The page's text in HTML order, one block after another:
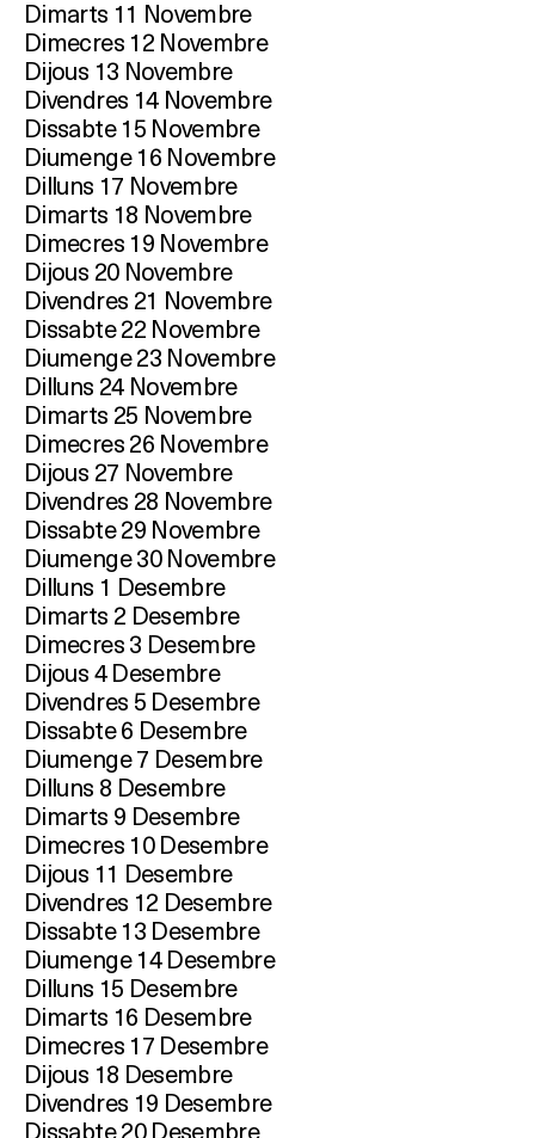
Dimarts 11 Novembre
Dimecres 12 Novembre
Dijous 13 Novembre
Divendres 14 Novembre
Dissabte 15 Novembre
Diumenge 16 Novembre
Dilluns 17 Novembre
Dimarts 18 Novembre
Dimecres 19 Novembre
Dijous 20 Novembre
Divendres 21 Novembre
Dissabte 22 Novembre
Diumenge 23 Novembre
Dilluns 24 Novembre
Dimarts 25 Novembre
Dimecres 26 Novembre
Dijous 27 Novembre
Divendres 28 Novembre
Dissabte 29 Novembre
Diumenge 30 Novembre
Dilluns 1 Desembre
Dimarts 2 Desembre
Dimecres 3 Desembre
Dijous 4 Desembre
Divendres 5 Desembre
Dissabte 6 Desembre
Diumenge 7 Desembre
Dilluns 8 Desembre
Dimarts 9 Desembre
Dimecres 10 Desembre
Dijous 11 Desembre
Divendres 12 Desembre
Dissabte 13 Desembre
Diumenge 14 Desembre
Dilluns 15 Desembre
Dimarts 16 Desembre
Dimecres 17 Desembre
Dijous 18 Desembre
Divendres 19 Desembre
Dissabte 20 Desembre